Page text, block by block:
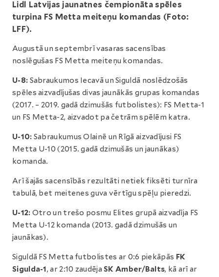
Lidl Latvijas jaunatnes čempionāta spēles
turpina FS Metta meiteņu komandas (Foto:
LFF).
Augustā un septembrī vasaras sacensības
noslēgušas FS Metta meiteņu komandas.
U-8: Sabraukumos Iecavā un Siguldā noslēdzošās
spēles aizvadījušas divas jaunākās grupas komandas
(2017. – 2019. gadā dzimušās futbolistes): FS Metta-1
un FS Metta-2, aizvadot pa četrām spēlēm katra.
U-10: Sabraukumus Olainē un Rīgā aizvadījusi FS
Metta U-10 (2015. gadā dzimušās un jaunākas)
komanda.
Arī šajās sacensībās rezultāti netiek fiksēti turnīra
tabulā, bet meitenes guva vērtīgu spēļu pieredzi.
U-12: Otro un trešo posmu Elites grupā aizvadīja FS
Metta U-12 komanda (2013. gadā dzimušās un
jaunākas).
Siguldā FS Metta futbolistes ar 0:6 piekāpās FK
Sigulda-1, ar 2:10 zaudējaSK Amber/Balts, kā arī ar